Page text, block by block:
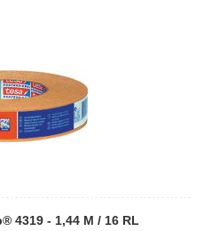
4319 - 1,44 M / 16 RL